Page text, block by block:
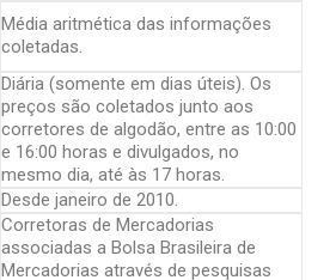
Média aritmética das informações
coletadas.
Diária (somente em dias úteis). Os
preços são coletados junto aos
corretores de algodão, entre as 10:00
e 16:00 horas e divulgados, no
mesmo dia, até às 17 horas.
Desde janeiro de 2010.
Corretoras de Mercadorias
associadas a Bolsa Brasileira de
Mercadorias através de pesquisas